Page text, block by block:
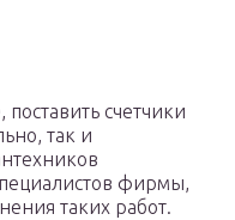
счетчики
так и
фирмы,
таких работ.